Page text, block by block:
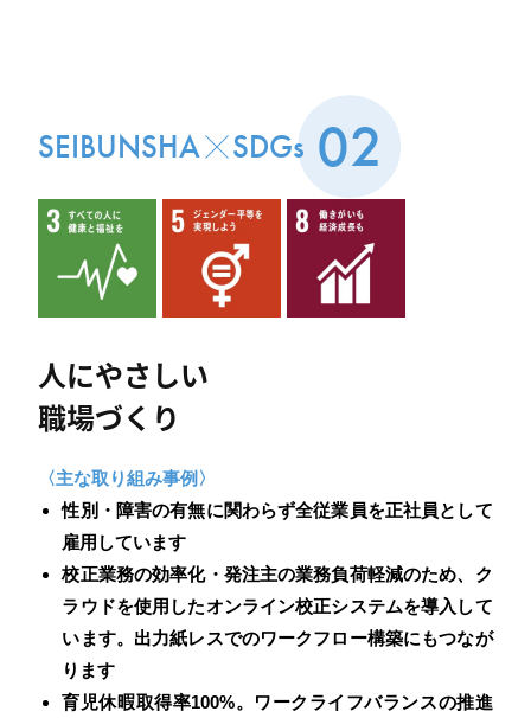
SEIBUNSHA SDGs 02
人にやさしい
職場づくり
〈主な取り組み事例〉
性別・障害の有無に関わらず全従業員を正社員として
雇用しています
校正業務の効率化・発注主の業務負荷軽減のため、ク
ラウドを使用したオンライン校正システムを導入して
います。出力紙レスでのワークフロー構築にもつなが
ります
育児休暇取得率100%。ワークライフバランスの推進